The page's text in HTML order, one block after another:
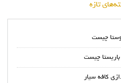
تازه
چیست
چیست
کافه سیار